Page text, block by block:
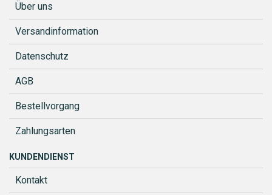
Über uns
Versandinformation
Datenschutz
AGB
Bestellvorgang
Zahlungsarten
KUNDENDIENST
Kontakt